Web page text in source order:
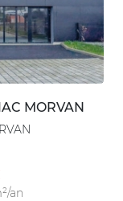
MORVAN
an